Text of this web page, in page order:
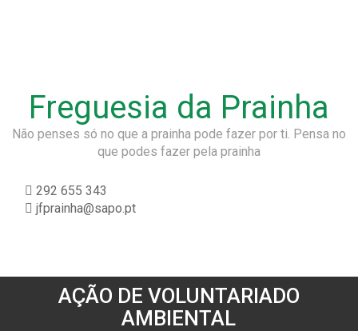
Freguesia da Prainha
Não penses só no que a prainha pode fazer por ti. Pensa no
que podes fazer pela prainha
292 655 343
jfprainha@sapo.pt
AÇÃO DE VOLUNTARIADO
AMBIENTAL